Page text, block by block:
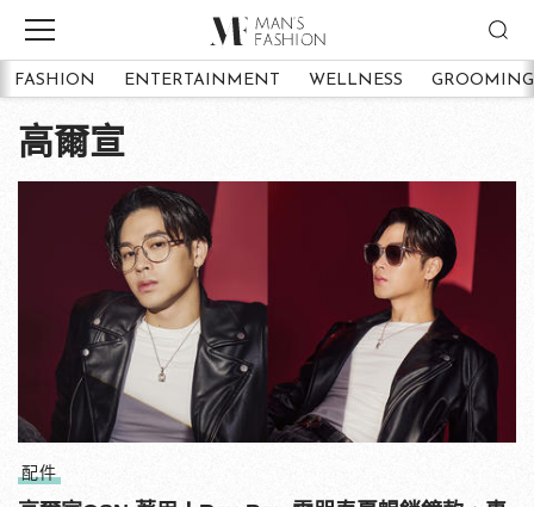
FASHION ENTERTAINMENT WELLNESS GROOMING
高爾宣
配件